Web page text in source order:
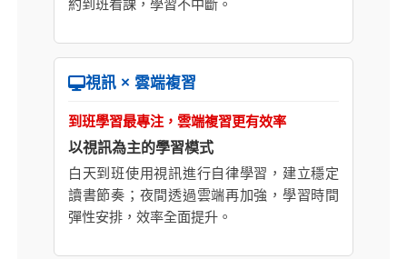
約到班看課，學習不中斷。
視訊 × 雲端複習
到班學習最專注，雲端複習更有效率
以視訊為主的學習模式
白天到班使用視訊進行自律學習，建立穩定
讀書節奏；夜間透過雲端再加強，學習時間
彈性安排，效率全面提升。